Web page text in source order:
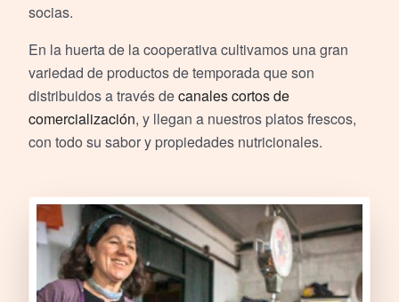
socias.
En la huerta de la cooperativa cultivamos una gran
variedad de productos de temporada que son
distribuidos a través decanales cortos de
comercialización, y llegan a nuestros platos frescos,
con todo su sabor y propiedades nutricionales.